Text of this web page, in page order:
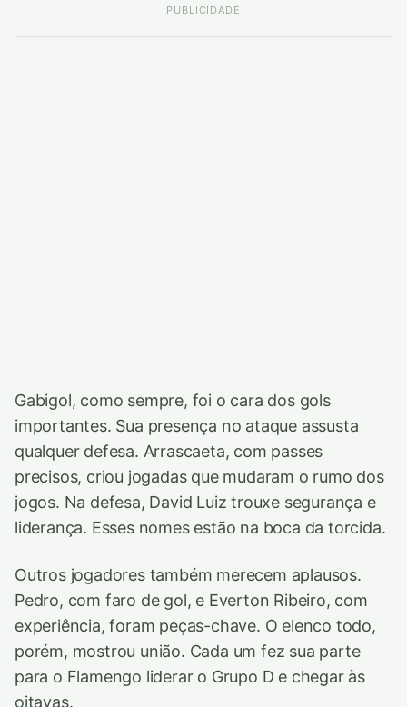
PUBLICIDADE
Gabigol, como sempre, foi o cara dos gols
importantes. Sua presença no ataque assusta
qualquer defesa. Arrascaeta, com passes
precisos, criou jogadas que mudaram o rumo dos
jogos. Na defesa, David Luiz trouxe segurança e
liderança. Esses nomes estão na boca da torcida.
Outros jogadores também merecem aplausos.
Pedro, com faro de gol, e Everton Ribeiro, com
experiência, foram peças-chave. O elenco todo,
porém, mostrou união. Cada um fez sua parte
para o Flamengo liderar o Grupo D e chegar às
oitavas.